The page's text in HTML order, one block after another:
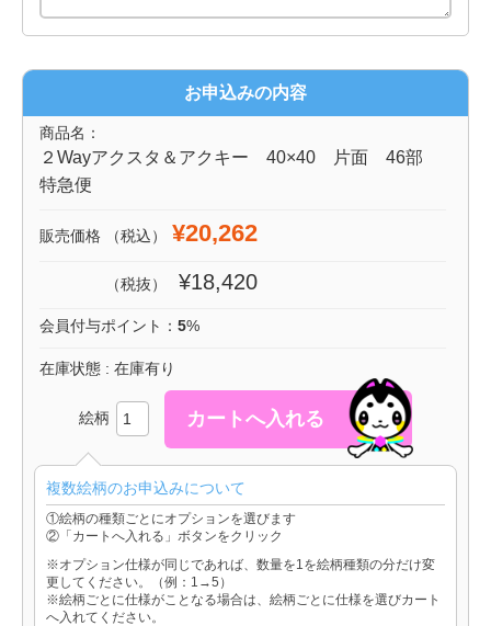
お申込みの内容
商品名：
２Wayアクスタ＆アクキー 40×40 片面 46部
特急便
販売価格 （税込） ¥20,262
（税抜） ¥18,420
会員付与ポイント： 5%
在庫状態 : 在庫有り
絵柄
複数絵柄のお申込みについて
①絵柄の種類ごとにオプションを選びます
②「カートへ入れる」ボタンをクリック
※オプション仕様が同じであれば、数量を1を絵柄種類の分だけ変
更してください。（例：1→5）
※絵柄ごとに仕様がことなる場合は、絵柄ごとに仕様を選びカート
へ入れてください。